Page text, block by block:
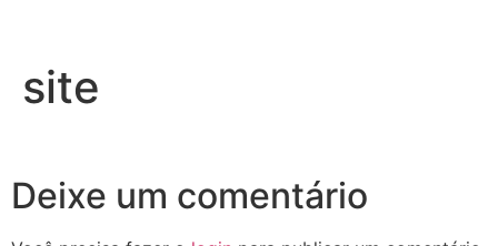
site
Deixe um comentário